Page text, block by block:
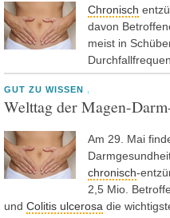
Chronisch
davon
meist in
GUT ZU WISSEN ,
Welttag der Magen-
Am 29. Mai
chronisch-
2,5 Mio.
und Colitis ulcerosa die